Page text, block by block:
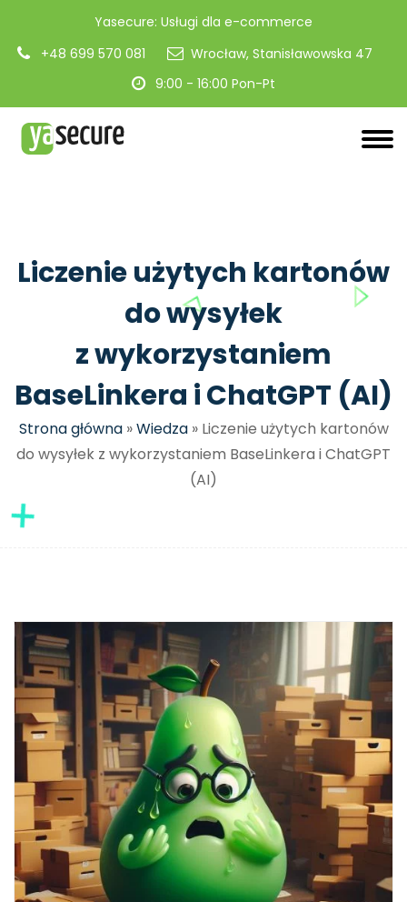
Yasecure: Usługi dla e-commerce
+48 699 570 081
Wrocław, Stanisławowska 47
9:00 - 16:00 Pon-Pt
Liczenie użytych kartonów
do wysyłek
z wykorzystaniem
BaseLinkera i ChatGPT (AI)
Strona główna»Wiedza» Liczenie użytych kartonów
do wysyłek z wykorzystaniem BaseLinkera i ChatGPT
(AI)